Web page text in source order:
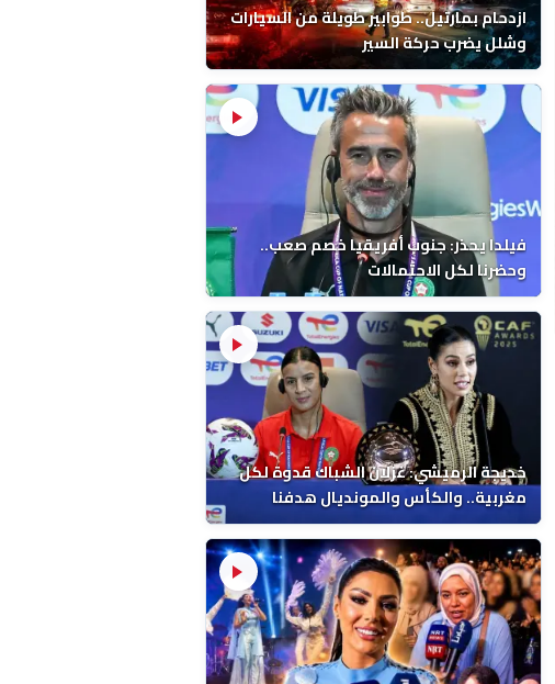
ازدحام بمارتيل.. طوابير طويلة من السيارات
وشلل يضرب حركة السير
فيلدا يحذر: جنوب أفريقيا خصم صعب..
وحضرنا لكل الاحتمالات
خديجة الرميشي: غزلان الشباك قدوة لكل
مغربية.. والكأس والمونديال هدفنا